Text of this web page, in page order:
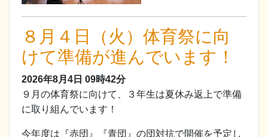
８月４日（火）体育祭に向
けて準備が進んでいます！
2026年8月4日 09時42分
９月の体育祭に向けて、３年生は夏休み返上で準備
に取り組んでいます！
今年度は『赤団』『青団』の団対抗で開催を予定し